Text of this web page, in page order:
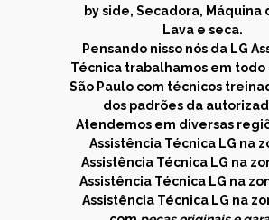
by side, Secadora, Máquina
Lava e seca.
Pensando nisso nós da LG
Técnicatrabalhamos em todo
São Paulo com técnicos
dos padrões da
Atendemos em diversas
Assistência Técnica LG na
Assistência Técnica LG na
Assistência Técnica LG na
Assistência Técnica LG na